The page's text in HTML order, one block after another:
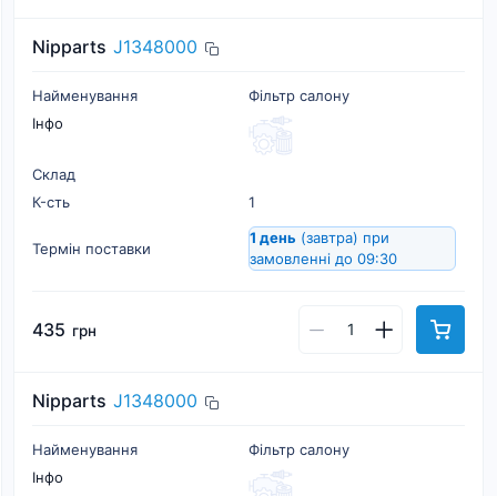
Nipparts J1348000
Найменування
Фільтр салону
Інфо
Склад
К-cть
1
Термін поставки
1 день (завтра) при
замовленні до 09:30
435 грн
Nipparts J1348000
Найменування
Фільтр салону
Інфо